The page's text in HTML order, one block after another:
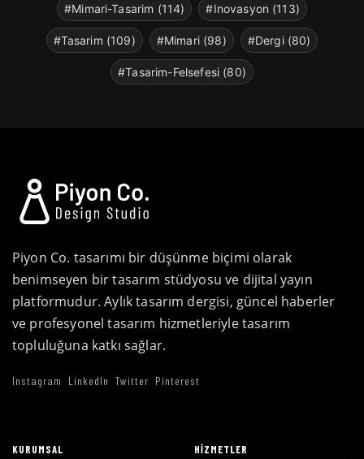
#Mimari-Tasarim (114) #Inovasyon (113)
#Tasarim (109) #Mimari (98) #Dergi (80)
#Tasarim-Felsefesi (80)
Piyon Co. tasarımı bir düşünme biçimi olarak
benimseyen bir tasarım stüdyosu ve dijital yayın
platformudur. Aylık tasarım dergisi, güncel haberler
ve profesyonel tasarım hizmetleriyle tasarım
topluluğuna katkı sağlar.
Instagram LinkedIn Twitter Pinterest
KURUMSAL HIZMETLER